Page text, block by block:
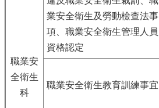
職業安
全衛生
科
業安全衛生及勞動檢查法事
項、職業安全衛生管理人員
資格認定
職業安全衛生教育訓練事宜